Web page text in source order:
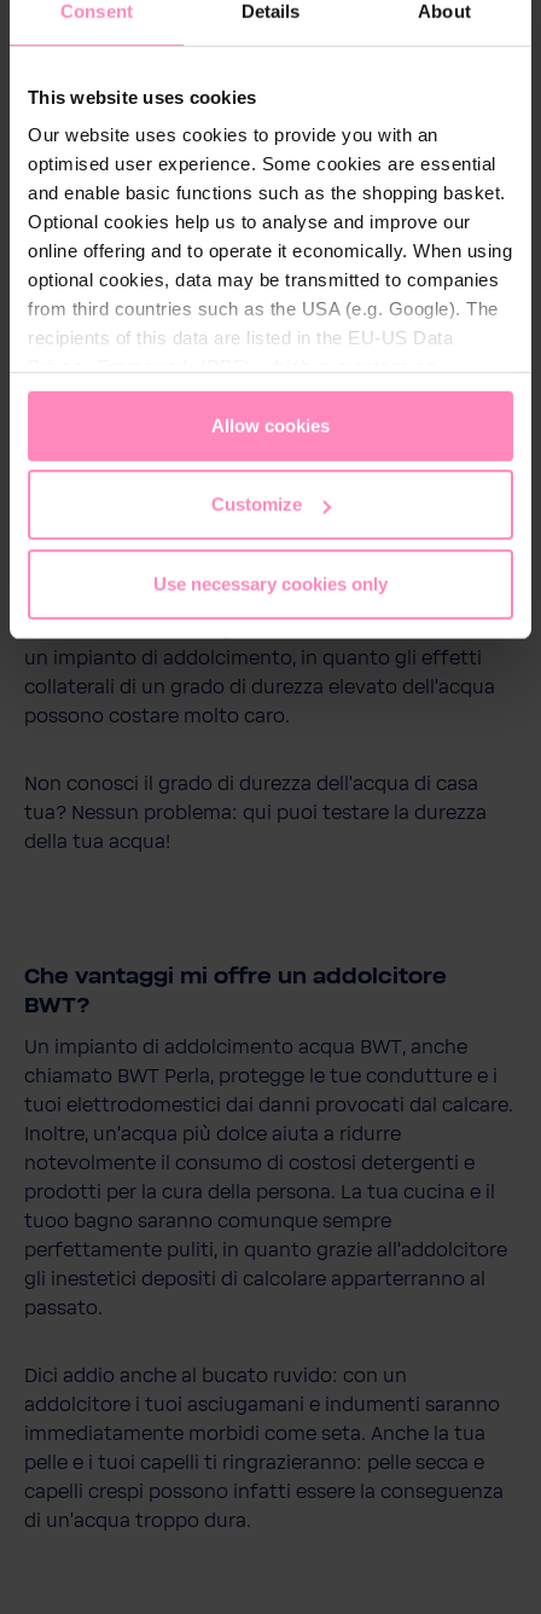
Consent Details About
This website uses cookies
Our website uses cookies to provide you with an
optimised user experience. Some cookies are essential
and enable basic functions such as the shopping basket.
Optional cookies help us to analyse and improve our
online offering and to operate it economically. When using
optional cookies, data may be transmitted to companies
from third countries such as the USA (e.g. Google). The
recipients of this data are listed in the EU-US Data
appropriate level of data protection. You canaccept all
only allow necessary cookies
access and change your chosen setting at any time in
Allow cookies
Customize
Use necessary cookies only
Acquista un addolcitore
Impianti di addolcimento acqua BWT per un'acqua
perlata delicata a casa tua
d'acqua per casa mia?
A seconda della regione in cui vivi, l'acqua contiene
diversi minerali come ad es. il calcio, che sono
responsabili della durezza dell'acqua o del suo
contenuto di calcare. Se l'acqua della tua regione è
un impianto di addolcimento, in quanto gli effetti
collaterali di un grado di durezza elevato dell'acqua
possono costare molto caro.
Non conosci il grado di durezza dell'acqua di casa
tua? Nessun problema: qui puoi testare la durezza
della tua acqua!
Che vantaggi mi offre un addolcitore
BWT?
Un impianto di addolcimento acqua BWT, anche
chiamato BWT Perla, protegge le tue condutture e i
tuoi elettrodomestici dai danni provocati dal calcare.
Inoltre, un'acqua più dolce aiuta a ridurre
notevolmente il consumo di costosi detergenti e
prodotti per la cura della persona. La tua cucina e il
tuoo bagno saranno comunque sempre
perfettamente puliti, in quanto grazie all'addolcitore
gli inestetici depositi di calcolare apparterranno al
passato.
Dici addio anche al bucato ruvido: con un
addolcitore i tuoi asciugamani e indumenti saranno
immediatamente morbidi come seta. Anche la tua
pelle e i tuoi capelli ti ringrazieranno: pelle secca e
capelli crespi possono infatti essere la conseguenza
di un'acqua troppo dura.